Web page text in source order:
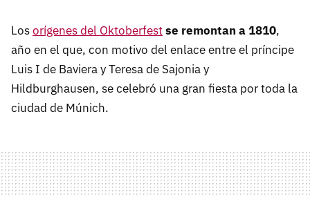
Losorígenes del Oktoberfestse remontan a 1810,
año en el que, con motivo del enlace entre el príncipe
Luis I de Baviera y Teresa de Sajonia y
Hildburghausen, se celebró una gran fiesta por toda la
ciudad de Múnich.